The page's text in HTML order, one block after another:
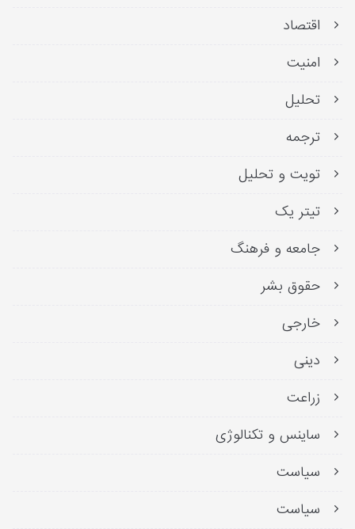
اقتصاد
امنیت
تحلیل
ترجمه
تویت و تحلیل
تیتر یک
جامعه و فرهنگ
حقوق بشر
خارجی
دینی
زراعت
ساینس و تکنالوژی
سیاست
سیاست